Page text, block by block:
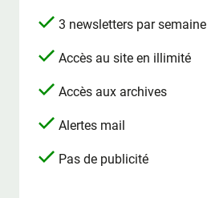
3 newsletters par semaine
Accès au site en illimité
Accès aux archives
Alertes mail
Pas de publicité